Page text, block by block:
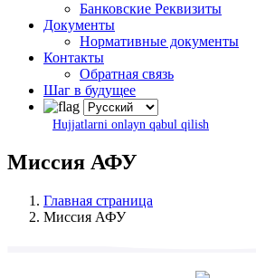
Банковские Реквизиты
Документы
Нормативные документы
Контакты
Обратная связь
Шаг в будущее
Hujjatlarni onlayn qabul qilish
Миссия АФУ
Главная страница
Миссия АФУ